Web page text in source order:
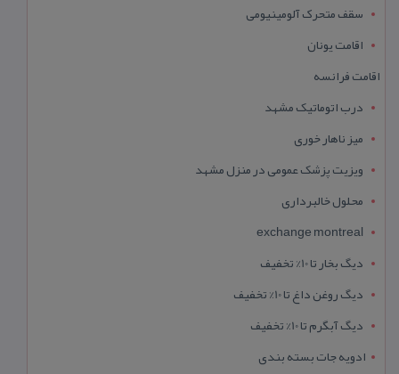
سقف متحرک آلومینیومی
اقامت یونان
اقامت فرانسه
درب اتوماتیک مشهد
میز ناهار خوری
ویزیت پزشک عمومی در منزل مشهد
محلول خالبرداری
exchange montreal
دیگ بخار تا 10% تخفیف
دیگ روغن داغ تا 10% تخفیف
دیگ آبگرم تا 10% تخفیف
ادویه جات بسته بندی